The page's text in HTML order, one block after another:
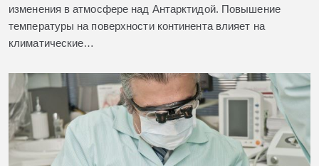
изменения в атмосфере над Антарктидой. Повышение
температуры на поверхности континента влияет на
климатические…